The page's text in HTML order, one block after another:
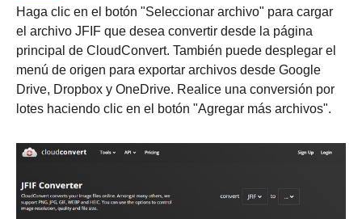
Haga clic en el botón "Seleccionar archivo" para cargar
el archivo JFIF que desea convertir desde la página
principal de CloudConvert. También puede desplegar el
menú de origen para exportar archivos desde Google
Drive, Dropbox y OneDrive. Realice una conversión por
lotes haciendo clic en el botón "Agregar más archivos".